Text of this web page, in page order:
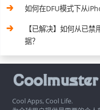
如何在DFU模式下从
【已解决】如何从已
据？
Cool Apps, Cool Life.